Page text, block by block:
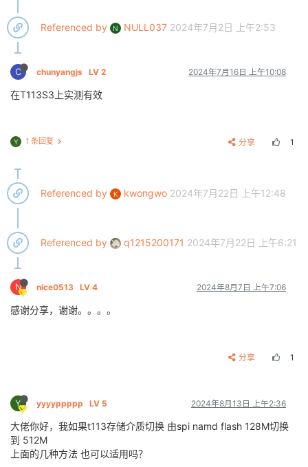
[    0.000000] sunxi
[    0.000000] clocksource: timer: mask: 0xffffffff
[    0.000007] sched_clock: 56 bits at 24MHz,
[    0.000022] Switching to timer-based delay loop,
[    0.000202] Console: colour dummy device 80x30
[    0.000460] Mountpoint-cache hash table
[    0.036861] VFP support v0.3: implementor 41
[    0.037441] clocksource: jiffies: mask: 0xffffffff
[    0.037627] pinctrl core: initialized pinctrl
[    0.038758] NET: Registered protocol family 16
[    0.041022] dump
[    0.069514] cpuidle: using governor menu
[    0.070890] platform 2010000.iommu: iova_base:
[    0.071465] sunxi iommu: irq = 22
[    0.097722] iommu: Adding device 1c0e000.ve to
[    0.109501] iommu: Adding device 5410000.g2d to
[    0.122424] iommu: Adding device 5900000.isp to
[    0.123158] iommu: Adding device 58ffffc.isp to
[    0.124178] iommu: Adding device 58ffff8.isp to
[    0.125163] iommu: Adding device 58ffff4.isp to
[    0.125640] iommu: Adding device
Referenced by N NULL037 2024年7月2日 上午2:53
C chunyangjs LV 2 2024年7月16日 上午10:08
在T113S3上实测有效
Y 1 条回复 分享 1
Referenced by K kwongwo 2024年7月22日 上午12:48
Referenced by q1215200171 2024年7月22日 上午6:21
N nice0513 LV 4 2024年8月7日 上午7:06
感谢分享，谢谢。。。。
分享 1
Y yyyyppppp LV 5 2024年8月13日 上午2:36
大佬你好，我如果t113存储介质切换 由spi namd flash 128M切换
到 512M
上面的几种方法 也可以适用吗？